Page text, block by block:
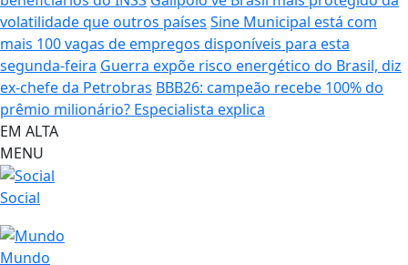
volatilidade que outros países Sine Municipal está com
mais 100 vagas de empregos disponíveis para esta
segunda-feira Guerra expõe risco energético do Brasil, diz
ex-chefe da Petrobras BBB26: campeão recebe 100% do
prêmio milionário? Especialista explica
EM ALTA
MENU
Social
Mundo